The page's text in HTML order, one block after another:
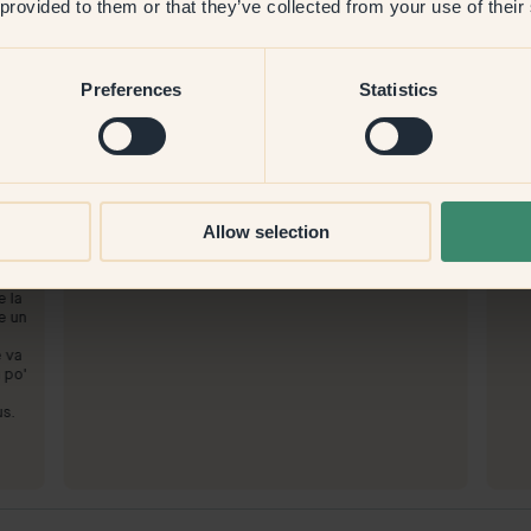
to them or that they’ve collected from your use of
Preferences Statistics
Allow selection
la
un
va
po'
Immagine del prodotto
Colore molto resistente e facile da dipingere!
Per acquistare da Klint:
è